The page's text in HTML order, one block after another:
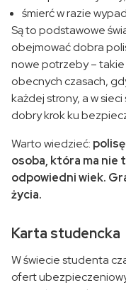
śmierć w razie
Są to podstawowe
obejmować dobra
nowe potrzeby – takie
obecnych czasach,
każdej strony, a w
dobry krok ku
Warto wiedzieć:
osoba, która ma
odpowiedni wiek.
życia.
Karta studencka
W świecie studenta
ofert